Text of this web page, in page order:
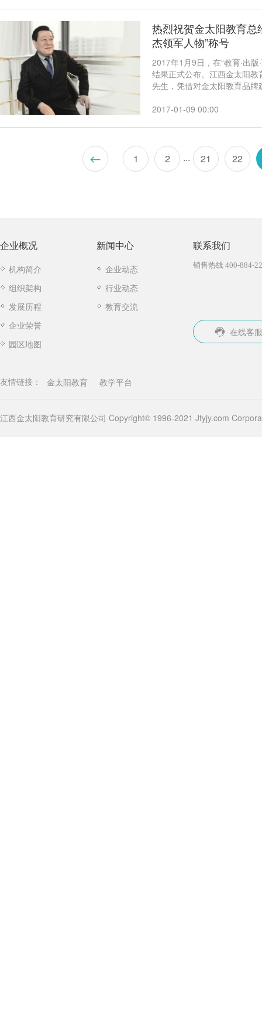
热烈祝贺金太阳教育总
杰领军人物”称号
2017年1月9日，在“教育·出
结果正式公布。江西金太阳教
先生，凭借对金太阳教育品
度教辅发展英杰领军人物”称
2017-01-09 00:00
1 2 ... 21 22
企业概况
机构简介
组织架构
发展历程
企业荣誉
园区地图
新闻中心
企业动态
行业动态
教育交流
联系我们
销售热线 400-884-
在线客服
友情链接： 金太阳教育 教学平台
江西金太阳教育研究有限公司 Copyright© 1996-2021 Jtyjy.com